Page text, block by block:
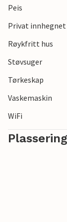
Peis
Privat innhegnet
Røykfritt hus
Støvsuger
Tørkeskap
Vaskemaskin
WiFi
Plassering